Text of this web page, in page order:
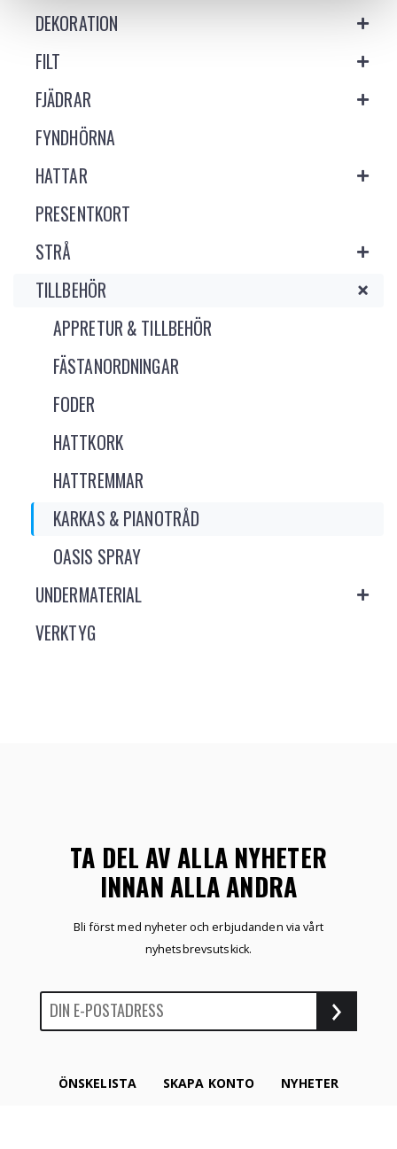
DEKORATION
FILT
FJÄDRAR
FYNDHÖRNA
HATTAR
PRESENTKORT
STRÅ
TILLBEHÖR
APPRETUR & TILLBEHÖR
FÄSTANORDNINGAR
FODER
HATTKORK
HATTREMMAR
KARKAS & PIANOTRÅD
OASIS SPRAY
UNDERMATERIAL
VERKTYG
TA DEL AV ALLA NYHETER
INNAN ALLA ANDRA
Bli först med nyheter och erbjudanden via vårt
nyhetsbrevsutskick.
ÖNSKELISTA SKAPA KONTO NYHETER